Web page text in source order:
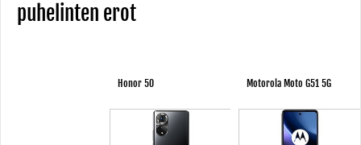
puhelinten erot
Honor 50 Motorola Moto G51 5G